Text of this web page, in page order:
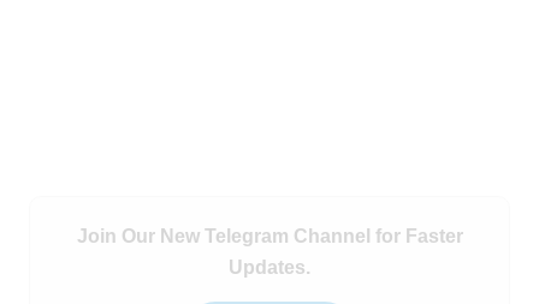
Join Our New Telegram Channel for Faster
Updates.